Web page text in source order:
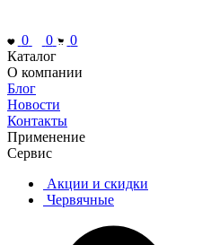
0 0
0
Каталог
О компании
Блог
Новости
Контакты
Применение
Сервис
Акции и скидки
Червячные